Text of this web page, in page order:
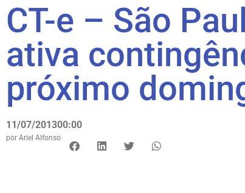
CT-e – São
ativa
próximo
11/07/201300:00
por Ariel Alfonso